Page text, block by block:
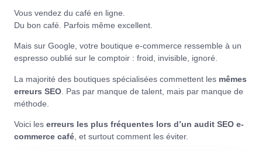
Vous vendez du café en ligne.
Du bon café. Parfois même excellent.
Mais sur Google, votre boutique e-commerce ressemble à un
espresso oublié sur le comptoir : froid, invisible, ignoré.
La majorité des boutiques spécialisées commettent les mêmes
erreurs SEO . Pas par manque de talent, mais par manque de
méthode.
Voici les erreurs les plus fréquentes lors d’un audit SEO e-
commerce café , et surtout comment les éviter.